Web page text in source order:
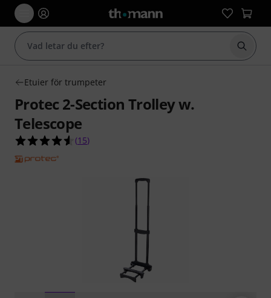
Börja
Etuier för trumpeter
Protec 2-Section Trolley w.
Telescope
4.5 av 5 stjärnor från 15 kundbetyg
(15)